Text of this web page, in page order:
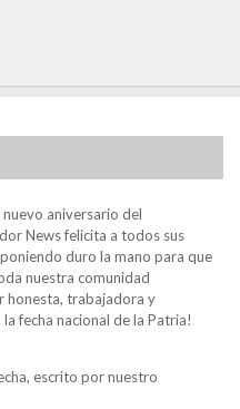
aniversario del
News felicita a todos sus
duro la mano para que
nuestra comunidad
honesta, trabajadora y
fecha nacional de la Patria!
escrito por nuestro